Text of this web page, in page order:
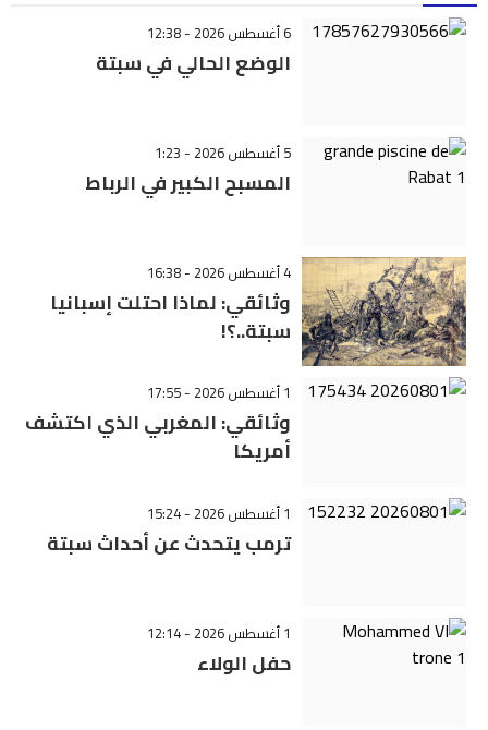
6 أغسطس 2026 - 12:38
الوضع الحالي في سبتة
5 أغسطس 2026 - 1:23
المسبح الكبير في الرباط
4 أغسطس 2026 - 16:38
وثائقي: لماذا احتلت إسبانيا
سبتة..؟!
1 أغسطس 2026 - 17:55
وثائقي: المغربي الذي اكتشف
أمريكا
1 أغسطس 2026 - 15:24
ترمب يتحدث عن أحداث سبتة
1 أغسطس 2026 - 12:14
حفل الولاء